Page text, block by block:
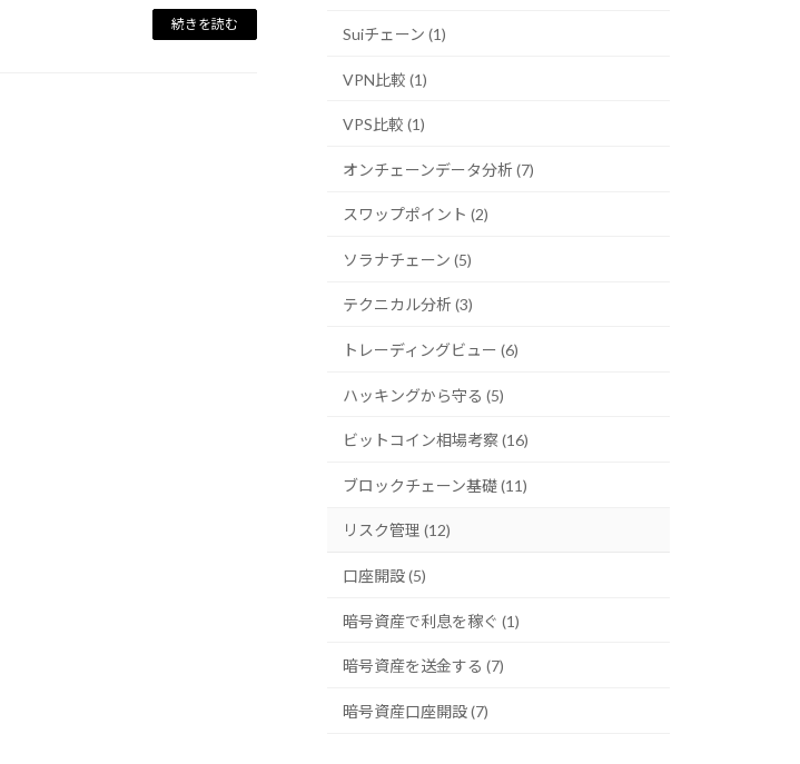
続きを読む
Suiチェーン (1)
VPN比較 (1)
VPS比較 (1)
オンチェーンデータ分析 (7)
スワップポイント (2)
ソラナチェーン (5)
テクニカル分析 (3)
トレーディングビュー (6)
ハッキングから守る (5)
ビットコイン相場考察 (16)
ブロックチェーン基礎 (11)
リスク管理 (12)
口座開設 (5)
暗号資産で利息を稼ぐ (1)
暗号資産を送金する (7)
暗号資産口座開設 (7)